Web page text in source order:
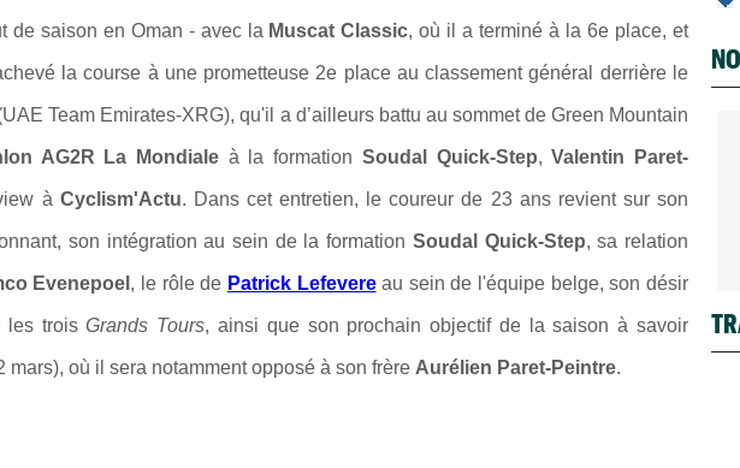
de saison en Oman - avec la Muscat Classic, où il a terminé à la 6e place, et
la course à une prometteuse 2e place au classement général derrière le
Team Emirates-XRG), qu'il a d’ailleurs battu au sommet de Green Mountain
AG2R La Mondiale à la formation Soudal Quick-Step,Valentin Paret-
à Cyclism'Actu. Dans cet entretien, le coureur de 23 ans revient sur son
son intégration au sein de la formation Soudal Quick-Step, sa relation
Evenepoel , le rôle de Patrick Lefevereau sein de l'équipe belge, son désir
les troisGrands Tours, ainsi que son prochain objectif de la saison à savoir
mars), où il sera notamment opposé à son frère Aurélien Paret-Peintre.